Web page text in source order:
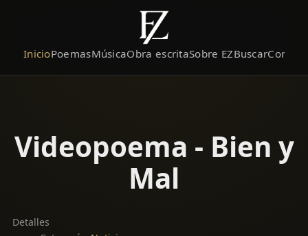
InicioPoemasMúsicaObra escritaSobre EZBuscar
Videopoema - Bien y
Mal
Detalles